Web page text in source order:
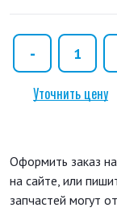
Уточнить цену
Оформить заказ
на сайте, или
запчастей могут